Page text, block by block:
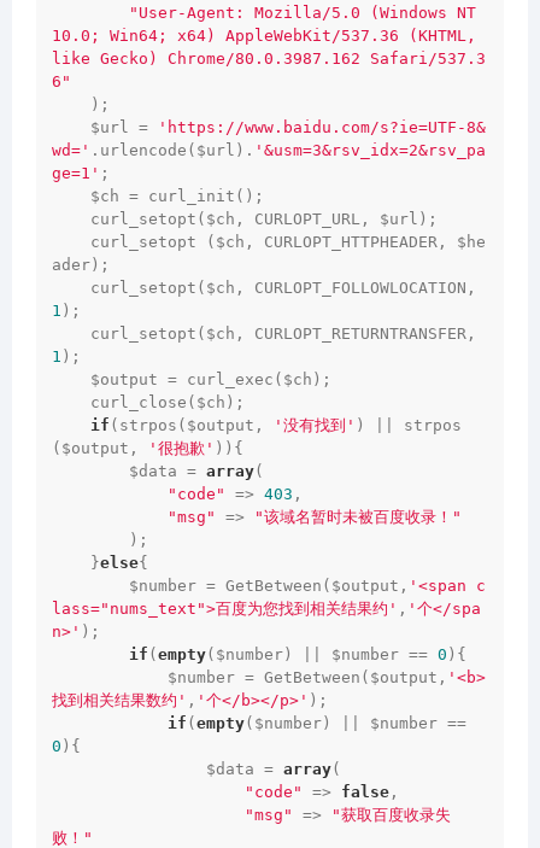
"User-Agent: Mozilla/5.0 (Windows NT
10.0; Win64; x64) AppleWebKit/537.36 (KHTML,
like Gecko) Chrome/80.0.3987.162 Safari/537.3
6"
    $url =
'https://www.baidu.com/s?ie=UTF-8&
wd=' .urlencode($url). '&usm=3&rsv_idx=2&rsv_pa
ge=1' ;
ader);
    curl_setopt($ch, CURLOPT_FOLLOWLOCATION,
1 );
1 );
if (strpos($output, '没有找到' ) || strpos
($output,
'很抱歉' )){
        $data =
array(
"code"
=> 403 ,
"msg"
=>
"该域名暂时未被百度收录！"
    }
else{
        $number = GetBetween($output,
'<span c
lass="nums_text">百度为您找到相关结果约' , '个</spa
n>' );
if ( empty($number) || $number == 0 ){
            $number = GetBetween($output,
'<b>
找到相关结果数约' , '个</b></p>' );
if ( empty
0 ){
                $data =
array(
"code"
=> false ,
"msg"
=>
"获取百度收录失
败！"